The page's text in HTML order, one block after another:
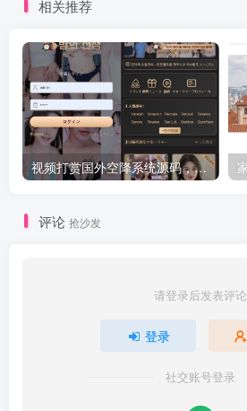
相关推荐
视频打赏国外空降系统源码，三国语言php源码无加密
评论 抢沙发
请登录后发表评论
登录
社交账号登录